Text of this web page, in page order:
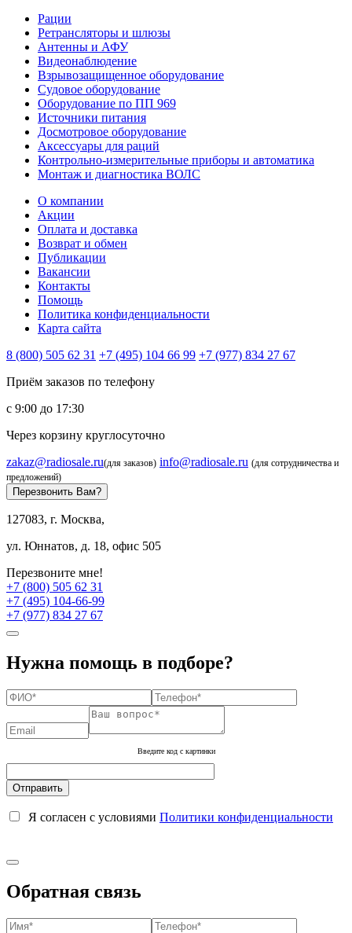
Рации
Ретрансляторы и шлюзы
Антенны и АФУ
Видеонаблюдение
Взрывозащищенное оборудование
Судовое оборудование
Оборудование по ПП 969
Источники питания
Досмотровое оборудование
Аксессуары для раций
Контрольно-измерительные приборы и автоматика
Монтаж и диагностика ВОЛС
О компании
Акции
Оплата и доставка
Возврат и обмен
Публикации
Вакансии
Контакты
Помощь
Политика конфиденциальности
Карта сайта
8 (800) 505 62 31 +7 (495) 104 66 99 +7 (977) 834 27 67
Приём заказов по телефону
с 9:00 до 17:30
Через корзину круглосуточно
zakaz@radiosale.ru(для заказов) info@radiosale.ru (для сотрудничества и
предложений)
Перезвонить Вам?
127083, г. Москва,
ул. Юннатов, д. 18, офис 505
Перезвоните мне!
+7 (800) 505 62 31
+7 (495) 104-66-99
+7 (977) 834 27 67
Нужна помощь в подборе?
Введите код с картинки
Я согласен с условиями Политики конфиденциальности
Обратная связь